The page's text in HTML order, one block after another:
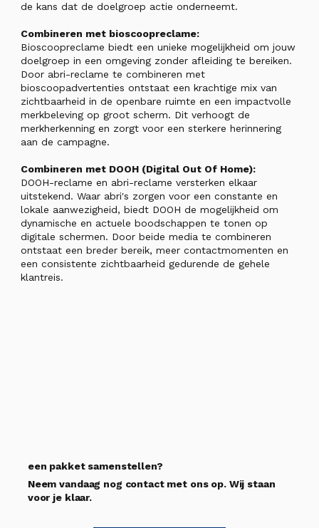
de kans dat de doelgroep actie onderneemt.
Combineren met bioscoopreclame:
Bioscoopreclame biedt een unieke mogelijkheid om jouw
doelgroep in een omgeving zonder afleiding te bereiken.
Door abri-reclame te combineren met
bioscoopadvertenties ontstaat een krachtige mix van
zichtbaarheid in de openbare ruimte en een impactvolle
merkbeleving op groot scherm. Dit verhoogt de
merkherkenning en zorgt voor een sterkere herinnering
aan de campagne.
Combineren met DOOH (Digital Out Of Home):
DOOH-reclame en abri-reclame versterken elkaar
uitstekend. Waar abri's zorgen voor een constante en
lokale aanwezigheid, biedt DOOH de mogelijkheid om
dynamische en actuele boodschappen te tonen op
digitale schermen. Door beide media te combineren
ontstaat een breder bereik, meer contactmomenten en
een consistente zichtbaarheid gedurende de gehele
klantreis.
een pakket samenstellen?
Neem vandaag nog contact met ons op. Wij staan
voor je klaar.